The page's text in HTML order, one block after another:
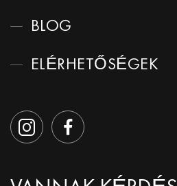
BLOG
ELÉRHETŐSÉGEK